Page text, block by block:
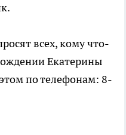
всех, кому что-
Екатерины
по телефонам: 8-